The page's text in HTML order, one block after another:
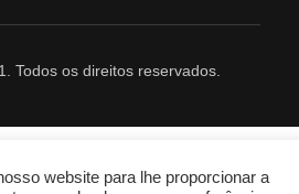
Todos os direitos reservados.
website para lhe proporcionar a